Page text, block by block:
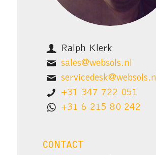
Ralph Klerk
sales@websols.nl
servicedesk@websols.nl
+31 347 722 051
+31 6 215 80 242
CONTACT